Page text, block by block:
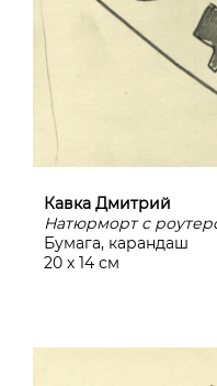
Кавка Дмитрий
Натюрморт с
Бумага, карандаш
20 х 14 см